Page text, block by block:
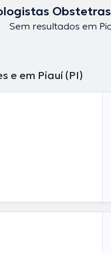
Sem resultados em
e em Piauí (PI)